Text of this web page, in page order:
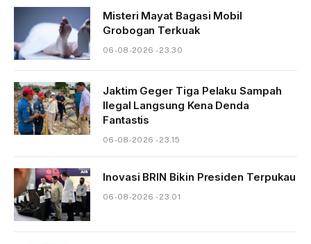
Misteri Mayat Bagasi Mobil
Grobogan Terkuak
06-08-2026 - 23.30
Jaktim Geger Tiga Pelaku Sampah
Ilegal Langsung Kena Denda
Fantastis
06-08-2026 - 23.15
Inovasi BRIN Bikin Presiden Terpukau
06-08-2026 - 23.01